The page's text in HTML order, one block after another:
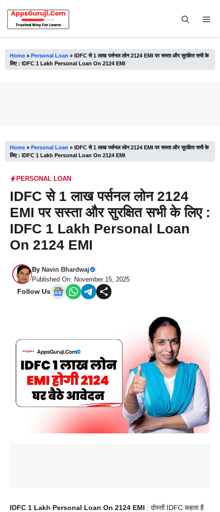
content
Home » Personal Loan » IDFC से 1 लाख पर्सनल लोन 2124 EMI पर सस्ता और सुरक्षित सभी के
लिए : IDFC 1 Lakh Personal Loan On 2124 EMI
Home » Personal Loan » IDFC से 1 लाख पर्सनल लोन 2124 EMI पर सस्ता और सुरक्षित सभी के
लिए : IDFC 1 Lakh Personal Loan On 2124 EMI
PERSONAL LOAN
IDFC से 1 लाख पर्सनल लोन 2124
EMI पर सस्ता और सुरक्षित सभी के लिए :
IDFC 1 Lakh Personal Loan
On 2124 EMI
By Navin Bhardwaj
Published On: November 15, 2025
Follow Us
IDFC 1 Lakh Personal Loan On 2124 EMI : दोस्तों IDFC कहता है